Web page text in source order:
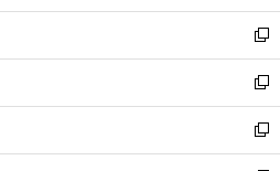
開
く
ウ
で
開
く
ン
ド
ウ
で
開
く
ウ
ィ
ン
ド
ウ
で
開
新
し
い
ウ
ィ
ン
新
し
い
ウ
新
し